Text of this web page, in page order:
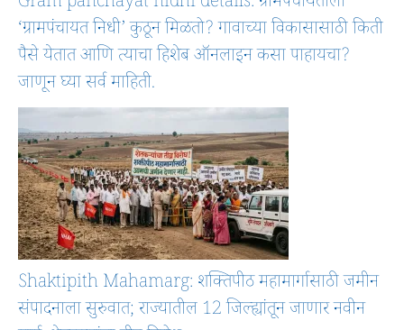
‘ग्रामपंचायत निधी’ कुठून मिळतो? गावाच्या विकासासाठी किती
पैसे येतात आणि त्याचा हिशेब ऑनलाइन कसा पाहायचा?
जाणून घ्या सर्व माहिती.
Shaktipith Mahamarg: शक्तिपीठ महामार्गासाठी जमीन
संपादनाला सुरुवात; राज्यातील 12 जिल्ह्यांतून जाणार नवीन